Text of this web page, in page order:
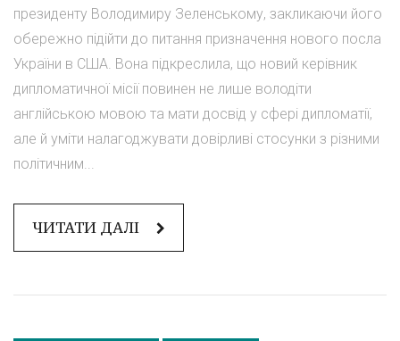
президенту Володимиру Зеленському, закликаючи його
обережно підійти до питання призначення нового посла
України в США. Вона підкреслила, що новий керівник
дипломатичної місії повинен не лише володіти
англійською мовою та мати досвід у сфері дипломатії,
але й уміти налагоджувати довірливі стосунки з різними
політичним...
ЧИТАТИ ДАЛІ